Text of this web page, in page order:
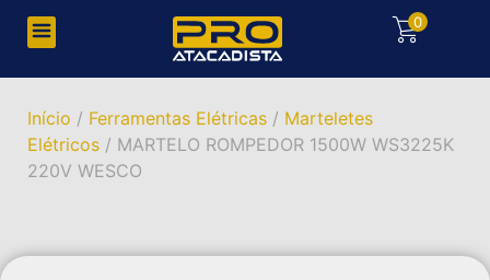
0
Início / Ferramentas Elétricas / Marteletes
Elétricos / MARTELO ROMPEDOR 1500W WS3225K
220V WESCO